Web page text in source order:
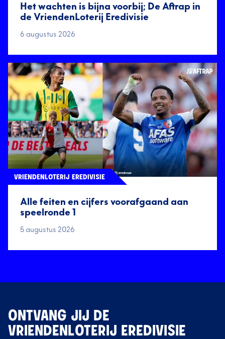
Het wachten is bijna voorbij; De Aftrap in
de VriendenLoterij Eredivisie
6 augustus 2026
Alle feiten en cijfers voorafgaand aan
speelronde 1
VRIENDENLOTERIJ EREDIVISIE
5 augustus 2026
ONTVANG JIJ DE
VRIENDENLOTERIJ EREDIVISIE